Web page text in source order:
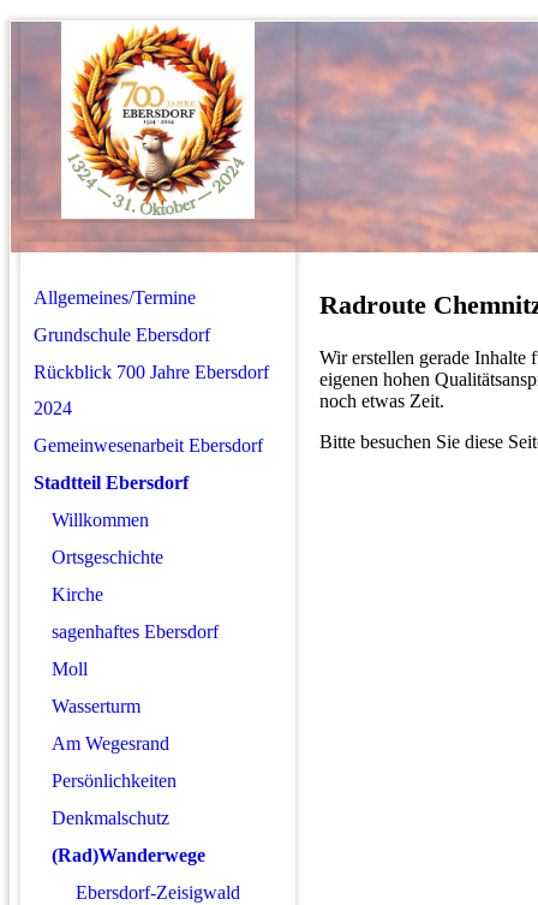
Allgemeines/Termine
Grundschule Ebersdorf
Rückblick 700 Jahre Ebersdorf
2024
Gemeinwesenarbeit Ebersdorf
Stadtteil Ebersdorf
Willkommen
Ortsgeschichte
Kirche
sagenhaftes Ebersdorf
Moll
Wasserturm
Am Wegesrand
Persönlichkeiten
Denkmalschutz
(Rad)Wanderwege
Ebersdorf-Zeisigwald
Radroute
Wir erstellen gerade Inhalte
eigenen hohen
noch etwas Zeit.
Bitte besuchen Sie diese